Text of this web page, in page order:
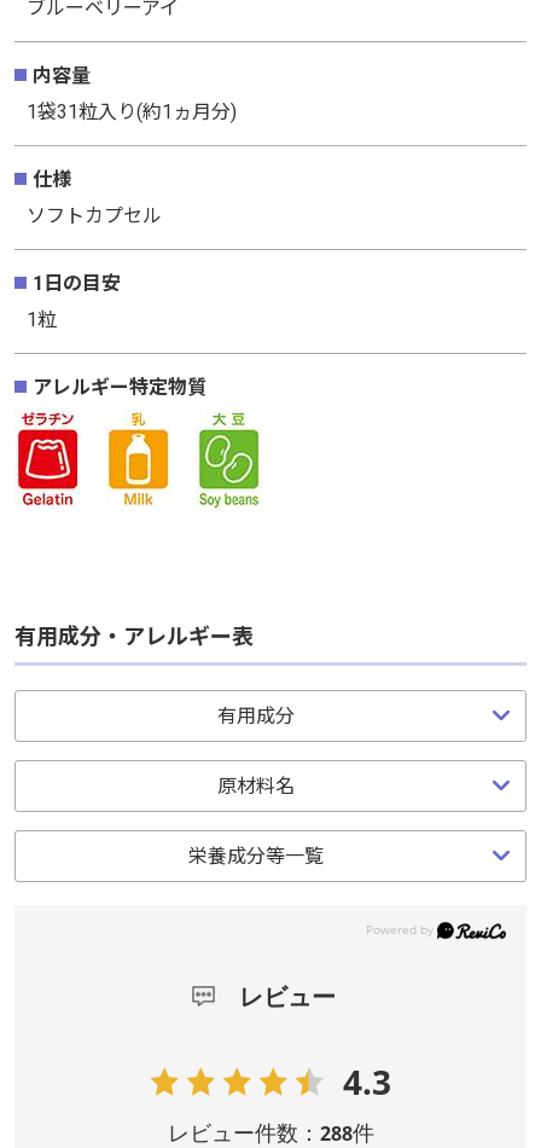
ブルーベリーアイ
内容量
1袋31粒入り(約1ヵ月分)
仕様
ソフトカプセル
1日の目安
1粒
アレルギー特定物質
有用成分・アレルギー表
有用成分
原材料名
栄養成分等一覧
レビュー
4.3
レビュー件数： 288件